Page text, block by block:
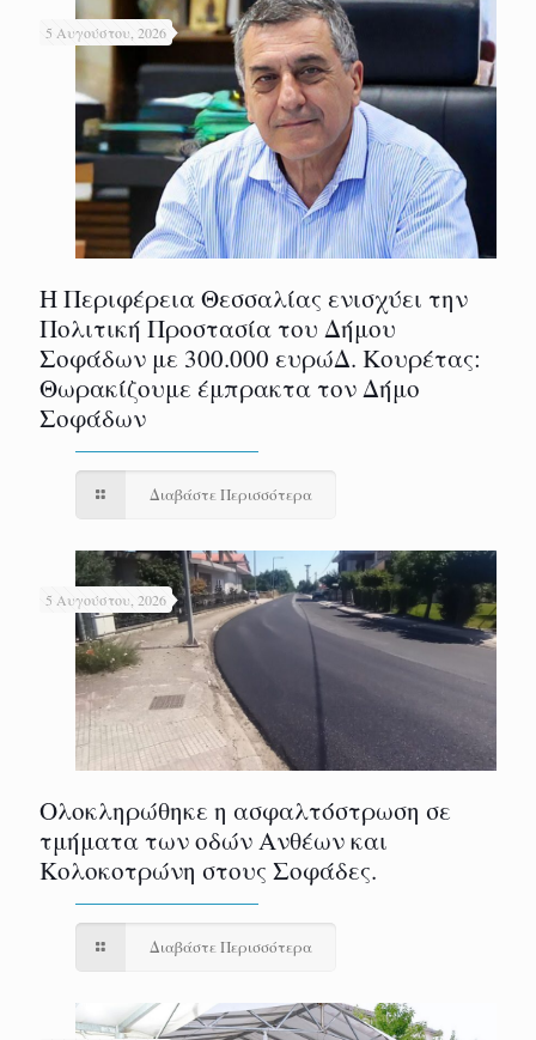
5 Αυγούστου, 2026
Η Περιφέρεια Θεσσαλίας ενισχύει την
Πολιτική Προστασία του Δήμου
Σοφάδων με 300.000 ευρώΔ. Κουρέτας:
Θωρακίζουμε έμπρακτα τον Δήμο
Σοφάδων
Διαβάστε Περισσότερα
5 Αυγούστου, 2026
Ολοκληρώθηκε η ασφαλτόστρωση σε
τμήματα των οδών Ανθέων και
Κολοκοτρώνη στους Σοφάδες.
Διαβάστε Περισσότερα